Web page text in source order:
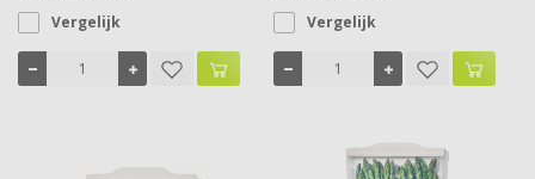
Vergelijk Vergelijk